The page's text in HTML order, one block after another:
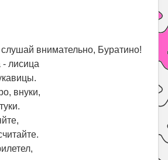
внимательно, Буратино!
лисица
внуки,